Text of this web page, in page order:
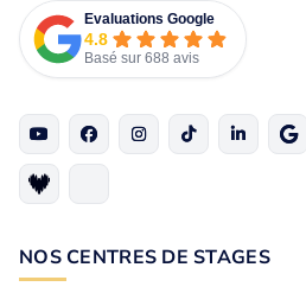
Evaluations Google
4.8
Basé sur 688 avis
NOS CENTRES DE STAGES